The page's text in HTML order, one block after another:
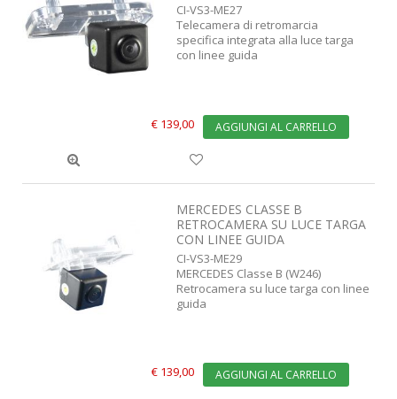
CI-VS3-ME27
Telecamera di retromarcia
specifica integrata alla luce targa
con linee guida
€ 139,00 AGGIUNGI AL CARRELLO
MERCEDES CLASSE B
RETROCAMERA SU LUCE TARGA
CON LINEE GUIDA
CI-VS3-ME29
MERCEDES Classe B (W246)
Retrocamera su luce targa con linee
guida
€ 139,00 AGGIUNGI AL CARRELLO